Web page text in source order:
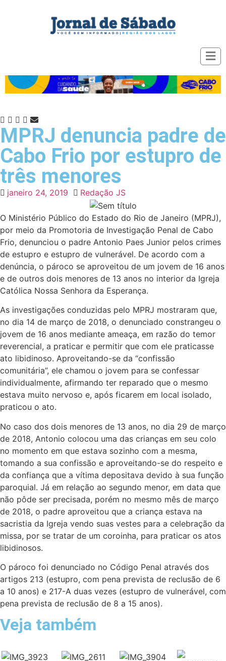
MPRJ denuncia padre de
Cabo Frio por estupro de
três menores
janeiro 24, 2019 Redação JS
O Ministério Público do Estado do Rio de Janeiro (MPRJ),
por meio da Promotoria de Investigação Penal de Cabo
Frio, denunciou o padre Antonio Paes Junior pelos crimes
de estupro e estupro de vulnerável. De acordo com a
denúncia, o pároco se aproveitou de um jovem de 16 anos
e de outros dois menores de 13 anos no interior da Igreja
Católica Nossa Senhora da Esperança.
As investigações conduzidas pelo MPRJ mostraram que,
no dia 14 de março de 2018, o denunciado constrangeu o
jovem de 16 anos mediante ameaça, em razão do temor
reverencial, a praticar e permitir que com ele praticasse
ato libidinoso. Aproveitando-se da “confissão
comunitária”, ele chamou o jovem para se confessar
individualmente, afirmando ter reparado que o mesmo
estava muito nervoso e, após ficarem em local isolado,
praticou o ato.
No caso dos dois menores de 13 anos, no dia 29 de março
de 2018, Antonio colocou uma das crianças em seu colo
no momento em que estava sozinho com a mesma,
tomando a sua confissão e aproveitando-se do respeito e
da confiança que a vítima depositava devido à sua função
paroquial. Já em relação ao segundo menor, em data que
não pôde ser precisada, porém no mesmo mês de março
de 2018, o padre aproveitou que a criança estava na
sacristia da Igreja vendo suas vestes para a celebração da
missa, por se tratar de um coroinha, para praticar os atos
libidinosos.
O pároco foi denunciado no Código Penal através dos
artigos 213 (estupro, com pena prevista de reclusão de 6
a 10 anos) e 217-A duas vezes (estupro de vulnerável, com
pena prevista de reclusão de 8 a 15 anos).
Veja também